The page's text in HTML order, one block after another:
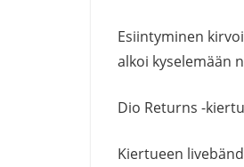
Esiintyminen
alkoi kyselemään
Dio Returns -
Kiertueen